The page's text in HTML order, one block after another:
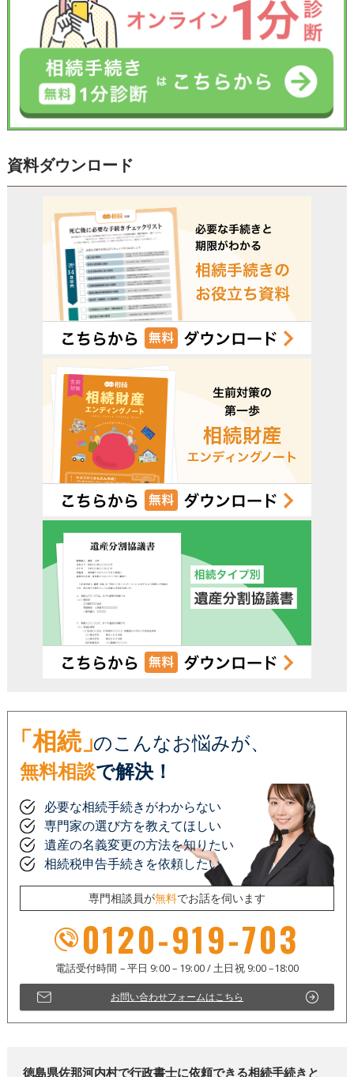
電話受付時間 – 平日 9:00 – 19:00 / 土日祝 9:00 –18:00
資料ダウンロード
「相続」のこんなお悩みが、
無料相談で解決！
必要な相続手続きがわからない
専門家の選び方を教えてほしい
遺産の名義変更の方法を知りたい
相続税申告手続きを依頼したい
専門相談員が無料でお話を伺います
0120-919-703
お問い合わせフォームはこちら
徳島県佐那河内村で行政書士に依頼できる相続手続きと